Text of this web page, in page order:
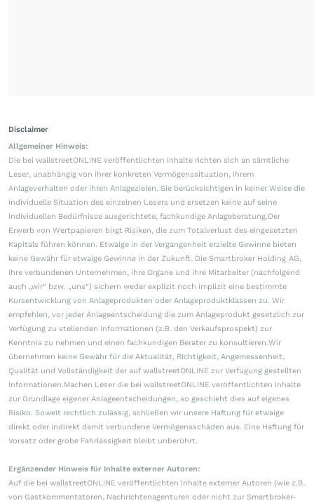
Disclaimer
Allgemeiner Hinweis:
Die bei wallstreetONLINE veröffentlichten Inhalte richten sich an sämtliche
Leser, unabhängig von ihrer konkreten Vermögenssituation, ihrem
Anlageverhalten oder ihren Anlagezielen. Sie berücksichtigen in keiner Weise die
individuelle Situation des einzelnen Lesers und ersetzen keine auf seine
individuellen Bedürfnisse ausgerichtete, fachkundige Anlageberatung.Der
Erwerb von Wertpapieren birgt Risiken, die zum Totalverlust des eingesetzten
Kapitals führen können. Etwaige in der Vergangenheit erzielte Gewinne bieten
keine Gewähr für etwaige Gewinne in der Zukunft. Die Smartbroker Holding AG,
ihre verbundenen Unternehmen, ihre Organe und ihre Mitarbeiter (nachfolgend
auch „wir“ bzw. „uns“) sichern weder explizit noch implizit eine bestimmte
Kursentwicklung von Anlageprodukten oder Anlageproduktklassen zu. Wir
empfehlen, vor jeder Anlageentscheidung die zum Anlageprodukt gesetzlich zur
Verfügung zu stellenden Informationen (z.B. den Verkaufsprospekt) zur
Kenntnis zu nehmen und einen fachkundigen Berater zu konsultieren.Wir
übernehmen keine Gewähr für die Aktualität, Richtigkeit, Angemessenheit,
Qualität und Vollständigkeit der auf wallstreetONLINE zur Verfügung gestellten
Informationen.Machen Leser die bei wallstreetONLINE veröffentlichten Inhalte
zur Grundlage eigener Anlageentscheidungen, so geschieht dies auf eigenes
Risiko. Soweit rechtlich zulässig, schließen wir unsere Haftung für etwaige
direkt oder indirekt damit verbundene Vermögensschäden aus. Eine Haftung für
Vorsatz oder grobe Fahrlässigkeit bleibt unberührt.
Ergänzender Hinweis für Inhalte externer Autoren:
Auf die bei wallstreetONLINE veröffentlichten Inhalte externer Autoren (wie z.B.
von Gastkommentatoren, Nachrichtenagenturen oder nicht zur Smartbroker-